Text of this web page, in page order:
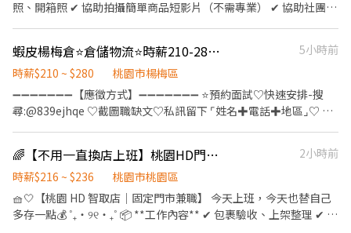
蘆竹、中壢、龜山、新屋、八德、平鎮 ━━━━━━━━━━━━
📩 【火速卡位應徵流程】 ➊ 點擊填寫廠商制式履歷（1分鐘完成，
快速安排送審）： 👉https://reurl.cc/Wbek79 🔒 【隱私防線】個資
➋加入留言： 👉https://lin.ee/OBnhVN5 私訊留下 ⌜姓名+電話
+應徵蝦皮門市人員」💥
栗縣大湖鄉中山路40號1樓 公館信義-智取店：苗栗縣公館鄉信義街
8之1號1、2樓 苗栗近光店：苗栗縣公館鄉近光路88號1樓 竹南龍山
自治路393號1樓 頭份自強-智取店：苗栗縣頭份市自強路28號1樓
頭份東興店：苗栗縣頭份市東興路122號1樓 頭份信東店：苗栗縣頭
份市信東路二段106號1樓 大園三和-智取店：桃園市大園區菓林路8
號1樓 大園大豐店：桃園市大園區大豐二街70號1樓 大園大觀-智取
區大觀路428號1樓 大園致遠-智取店：桃園市大園區致遠一路30號1
樓 大園崁腳-智取店：桃園市大園區和平西路108號1樓 大園菓林
店：桃園市大園區菓林路145號1樓 大園新生-智取店：桃園市大園
照、開箱照 ✔ 協助拍攝簡單商品短影片（不需專業） ✔ 協助社團、
動作俐落、不拖延 ✔ 願意學習新事物 ✔ 平常有在使用 IG、
Threads 或 Facebook ✔ 不排斥拍商品、拍短影片 ✔ 可長期配合者
歡拍照、拍短影片 ✔ 可配合旺季加班 ✔ 會使用 CapCut、Canva 更
加分（不會也沒關係） ⚠ 工作內容需久站、需搬貨 ⚠ 適合細心、
Threads，歡迎加入我們！不用是專業攝影或剪輯，只要願意學、
願意嘗試即可。
蝦皮楊梅倉⭐倉儲物流⭐時薪210-280⭐班別任選⭐福利完整⭐蝦倉CC
5小時前
時薪$210 ~ $280
桃園市楊梅區
➖➖➖➖➖➖➖【應徵方式】➖➖➖➖➖➖➖ ⭐預約面試♡快速安排-搜
尋:@839ejhqe ♡截圖職缺文♡私訊留下 ⌜姓名✚電話✚地區⌟♡ ⭐
擇 ✅ 新進人員先從現場作業實習 ✅ 具年終獎金及年度調薪機會 📍
【工作地點】 桃園市楊梅區梅獅路二段616巷000號 📦【倉儲物流
專員】 ⏰ 班別任選 早班(07:00-16:00) 午班(14:00-23:00) 大夜班
(00:00-09:00) 小夜班(18:00-03:00) 💼 工作內容 執行商品進貨及出
貨作業 包裹理貨及異常包裹處理 排除每日現場作業異常 掌握每日及
🌈【不用一直換店上班】桃園HD門市✨時薪216–236｜可週休二日
2小時前
時薪$216 ~ $236
桃園市桃園區
🧺🤍【桃園 HD 智取店｜固定門市兼職】 今天上班，今天也替自己
多存一點💰 ˚₊‧୨୧‧₊˚ 📦 **工作內容** ✔ 包裹驗收、上架整理 ✔ 揀